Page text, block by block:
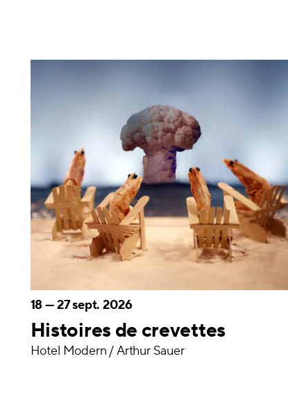
Histoires de crevettes
18—27 sept. 2026
Hotel Modern / Arthur Sauer